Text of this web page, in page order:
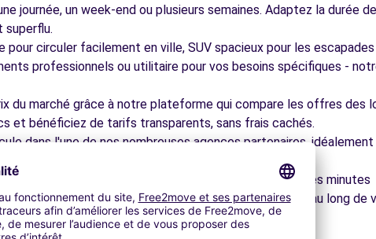
4.8 km
journée, un week-end ou plusieurs semaines. Adaptez la durée de
superflu.
pour circuler facilement en ville, SUV spacieux pour les
professionnels ou utilitaire pour vos besoins spécifiques -
du marché grâce à notre plateforme qui compare les offres des
et bénéficiez de tarifs transparents, sans frais cachés.
dans l'une de nos nombreuses agences partenaires,
faciliter le démarrage de votre séjour.
vous permet de réserver votre véhicule en quelques minutes
à toutes vos questions et vous accompagner tout au long de